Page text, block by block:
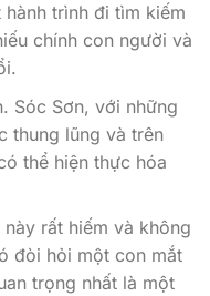
trình đi tìm kiếm
chính con người và
Sóc Sơn, với những
thung lũng và trên
thể hiện thực hóa
này rất hiếm và không
đòi hỏi một con mắt
trọng nhất là một